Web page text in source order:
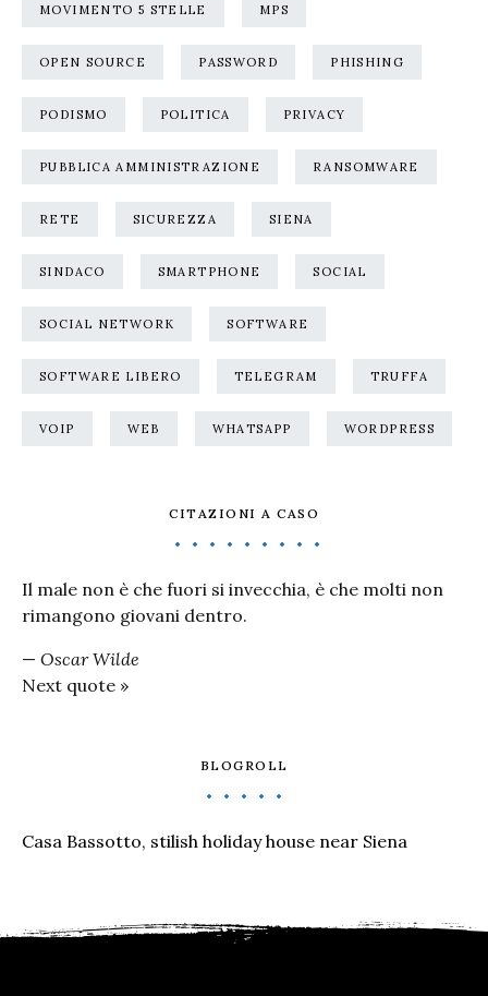
MOVIMENTO 5 STELLE MPS
OPEN SOURCE PASSWORD PHISHING
PODISMO POLITICA PRIVACY
PUBBLICA AMMINISTRAZIONE RANSOMWARE
RETE SICUREZZA SIENA
SINDACO SMARTPHONE SOCIAL
SOCIAL NETWORK SOFTWARE
SOFTWARE LIBERO TELEGRAM TRUFFA
VOIP WEB WHATSAPP WORDPRESS
CITAZIONI A CASO
Il male non è che fuori si invecchia, è che molti non
rimangono giovani dentro.
— Oscar Wilde
Next quote »
BLOGROLL
Casa Bassotto, stilish holiday house near Siena